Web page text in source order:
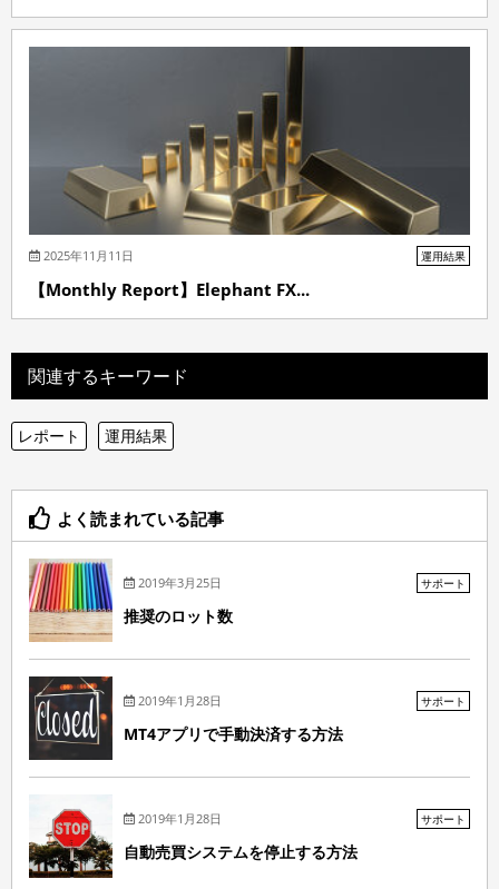
2025年11月11日 運用結果
【Monthly Report】Elephant FX...
関連するキーワード
レポート 運用結果
よく読まれている記事
2019年3月25日 サポート
推奨のロット数
2019年1月28日 サポート
MT4アプリで手動決済する方法
2019年1月28日 サポート
自動売買システムを停止する方法